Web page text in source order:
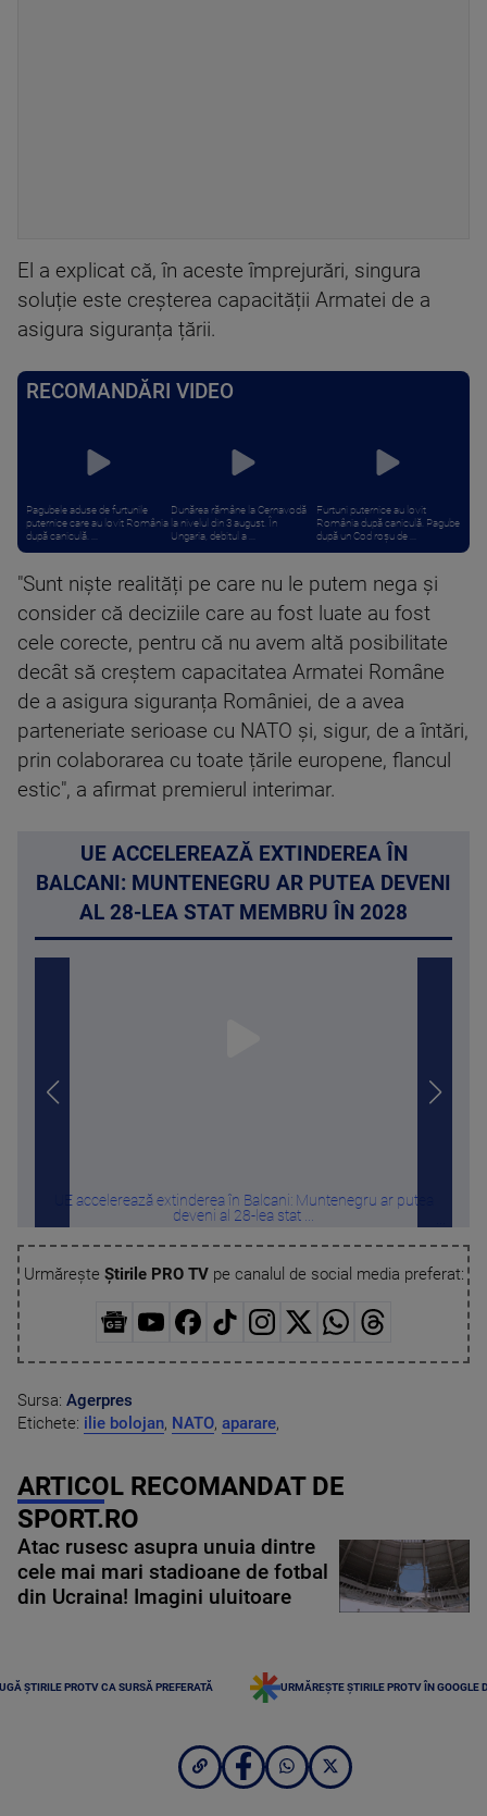
El a explicat că, în aceste împrejurări, singura
soluție este creșterea capacității Armatei de a
asigura siguranța țării.
RECOMANDĂRI VIDEO
Pagubele aduse de furtunile
puternice care au lovit România
după caniculă. ...
Dunărea rămâne la Cernavodă
la nivelul din 3 august. În
Ungaria, debitul a ...
Furtuni puternice au lovit
România după caniculă. Pagube
după un Cod roşu de ...
"Sunt niște realități pe care nu le putem nega și
consider că deciziile care au fost luate au fost
cele corecte, pentru că nu avem altă posibilitate
decât să creștem capacitatea Armatei Române
de a asigura siguranța României, de a avea
parteneriate serioase cu NATO și, sigur, de a întări,
prin colaborarea cu toate țările europene, flancul
estic", a afirmat premierul interimar.
UE ACCELEREAZĂ EXTINDEREA ÎN
BALCANI: MUNTENEGRU AR PUTEA DEVENI
AL 28-LEA STAT MEMBRU ÎN 2028
UE accelerează extinderea în Balcani: Muntenegru ar putea
deveni al 28-lea stat ...
Urmărește Știrile PRO TVpe canalul de social media preferat:
Sursa: Agerpres
Etichete: ilie bolojan, NATO, aparare,
ARTICOL RECOMANDAT DE
SPORT.RO
Atac rusesc asupra unuia dintre
cele mai mari stadioane de fotbal
din Ucraina! Imagini uluitoare
ȘTIRILE PROTV CA SURSĂ PREFERATĂ URMĂREȘTE ȘTIRILE PROTV ÎN GOOGLE